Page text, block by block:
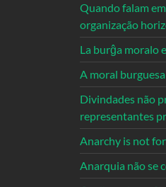
Quando falam
organização
La burĝa moralo
A moral
Divindades não
representantes
Anarchy is not
Anarquia não se